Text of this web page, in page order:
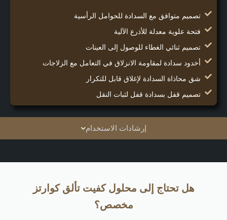
إرشادات الاستخدام
تصميم متوافق مع السدادة للحوامل الرأسية
فتحة علوية معدلة للأذرع الآلية
تصميم ثنائي الغطاء للوصول إلى العينات
أخدود سدادة لمقاومة الانزلاق في التعامل مع الزلاجات
شق محاذاة السدادة لإغلاق قابل للتكرار
تصميم قفل بسدادة قفل لثبات النقل
هل تحتاج إلى محلول كفيت تألق كوارتز
مخصص؟